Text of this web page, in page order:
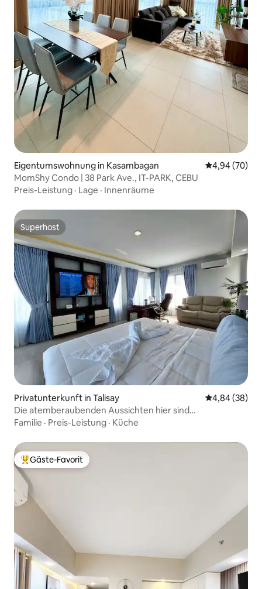
Eigentumswohnung in Kasambagan
4,94 (70)
MomShy Condo | 38 Park Ave., IT-PARK, CEBU
Preis-Leistung · Lage · Innenräume
Superhost
Superhost
Privatunterkunft in Talisay
4,84 (38)
Die atemberaubenden Aussichten hier sind
unbeschreiblich!
Familie · Preis-Leistung · Küche
Beliebter Gäste-Favorit.
Gäste-Favorit